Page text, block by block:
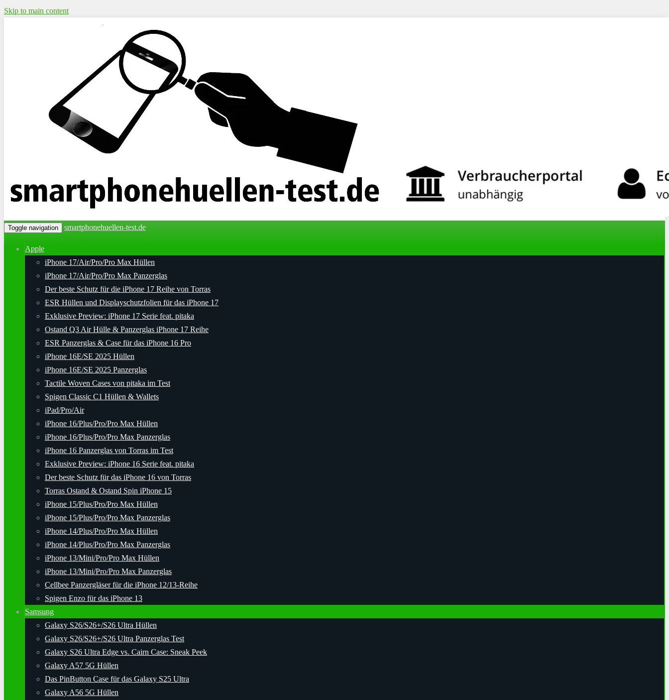
Skip to main content
Toggle navigation smartphonehuellen-test.de
Apple
iPhone 17/Air/Pro/Pro Max Hüllen
iPhone 17/Air/Pro/Pro Max Panzerglas
Der beste Schutz für die iPhone 17 Reihe von Torras
ESR Hüllen und Displayschutzfolien für das iPhone 17
Exklusive Preview: iPhone 17 Serie feat. pitaka
Ostand Q3 Air Hülle & Panzerglas iPhone 17 Reihe
ESR Panzerglas & Case für das iPhone 16 Pro
iPhone 16E/SE 2025 Hüllen
iPhone 16E/SE 2025 Panzerglas
Tactile Woven Cases von pitaka im Test
Spigen Classic C1 Hüllen & Wallets
iPad/Pro/Air
iPhone 16/Plus/Pro/Pro Max Hüllen
iPhone 16/Plus/Pro/Pro Max Panzerglas
iPhone 16 Panzerglas von Torras im Test
Exklusive Preview: iPhone 16 Serie feat. pitaka
Der beste Schutz für das iPhone 16 von Torras
Torras Ostand & Ostand Spin iPhone 15
iPhone 15/Plus/Pro/Pro Max Hüllen
iPhone 15/Plus/Pro/Pro Max Panzerglas
iPhone 14/Plus/Pro/Pro Max Hüllen
iPhone 14/Plus/Pro/Pro Max Panzerglas
iPhone 13/Mini/Pro/Pro Max Hüllen
iPhone 13/Mini/Pro/Pro Max Panzerglas
Cellbee Panzergläser für die iPhone 12/13-Reihe
Spigen Enzo für das iPhone 13
Samsung
Galaxy S26/S26+/S26 Ultra Hüllen
Galaxy S26/S26+/S26 Ultra Panzerglas Test
Galaxy S26 Ultra Edge vs. Cairn Case: Sneak Peek
Galaxy A57 5G Hüllen
Das PinButton Case für das Galaxy S25 Ultra
Galaxy A56 5G Hüllen